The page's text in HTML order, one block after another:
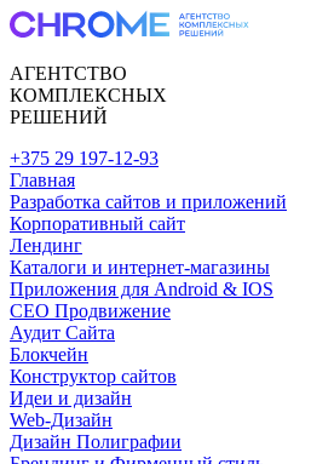
АГЕНТСТВО
КОМПЛЕКСНЫХ
РЕШЕНИЙ
+375 29 197-12-93
Главная
Разработка сайтов и приложений
Корпоративный сайт
Лендинг
Каталоги и интернет-магазины
Приложения для Android & IOS
CEO Продвижение
Аудит Сайта
Блокчейн
Конструктор сайтов
Идеи и дизайн
Web-Дизайн
Дизайн Полиграфии